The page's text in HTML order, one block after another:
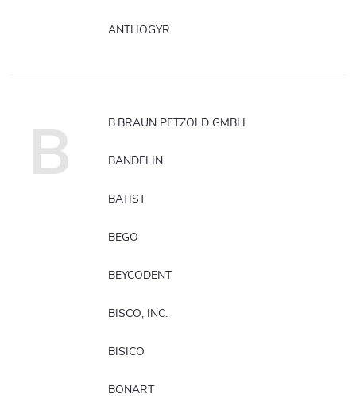
ANTHOGYR
B B.BRAUN PETZOLD GMBH
BANDELIN
BATIST
BEGO
BEYCODENT
BISCO, INC.
BISICO
BONART